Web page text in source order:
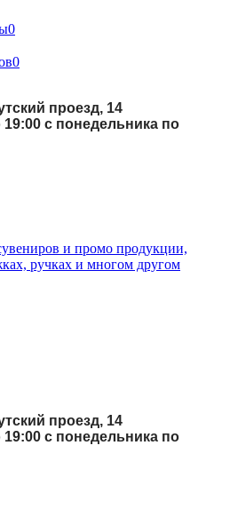
0
0
проезд, 14
с понедельника по
проезд, 14
с понедельника по